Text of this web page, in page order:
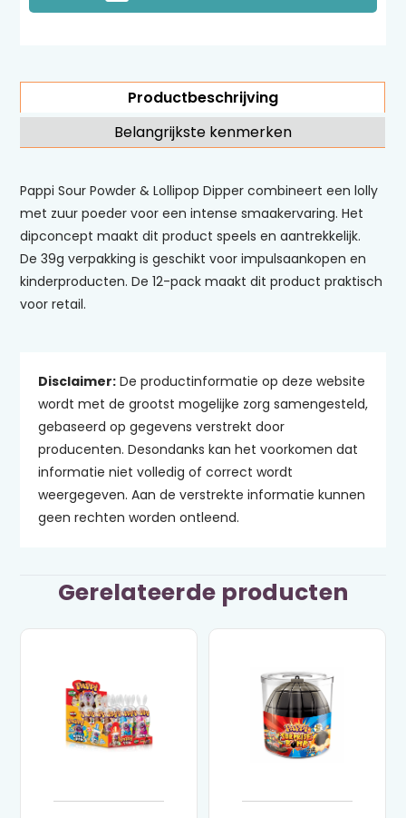
Productbeschrijving
Pappi Sour Powder & Lollipop Dipper combineert een lolly
met zuur poeder voor een intense smaakervaring. Het
dipconcept maakt dit product speels en aantrekkelijk.
De 39g verpakking is geschikt voor impulsaankopen en
kinderproducten. De 12-pack maakt dit product praktisch
voor retail.
Belangrijkste kenmerken
Disclaimer:De productinformatie op deze website
wordt met de grootst mogelijke zorg samengesteld,
gebaseerd op gegevens verstrekt door
producenten. Desondanks kan het voorkomen dat
informatie niet volledig of correct wordt
weergegeven. Aan de verstrekte informatie kunnen
geen rechten worden ontleend.
Gerelateerde producten